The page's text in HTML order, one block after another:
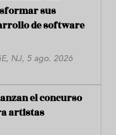
sus
de software
NJ, 5 ago. 2026
el concurso
artistas